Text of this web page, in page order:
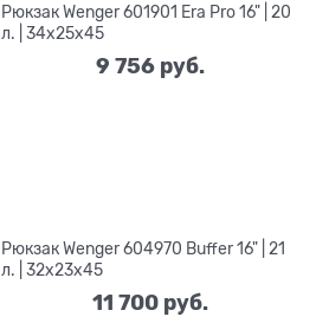
Рюкзак Wenger 601901 Era Pro 16" | 20
л. | 34x25x45
9 756 руб.
Рюкзак Wenger 604970 Buffer 16" | 21
л. | 32x23x45
11 700 руб.